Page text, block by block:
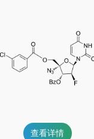
查看详情